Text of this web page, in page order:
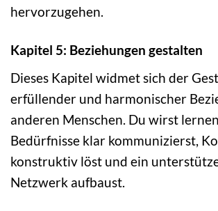
hervorzugehen.
Kapitel 5: Beziehungen gestalten
Dieses Kapitel widmet sich der
erfüllender und harmonischer
anderen Menschen. Du wirst
Bedürfnisse klar kommunizierst,
konstruktiv löst und ein
Netzwerk aufbaust.